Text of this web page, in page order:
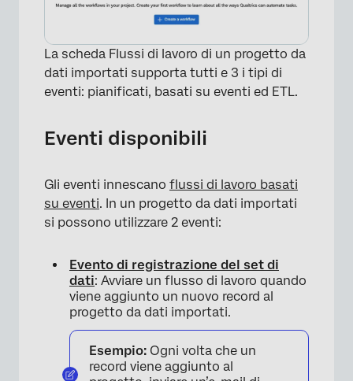
La scheda Flussi di lavoro di un progetto da
dati importati supporta tutti e 3 i tipi di
eventi: pianificati, basati su eventi ed ETL.
Eventi disponibili
Gli eventi innescano flussi di lavoro basati
su eventi. In un progetto da dati importati
si possono utilizzare 2 eventi:
Evento di registrazione del set di
dati: Avviare un flusso di lavoro quando
viene aggiunto un nuovo record al
progetto da dati importati.
Esempio: Ogni volta che un
record viene aggiunto al